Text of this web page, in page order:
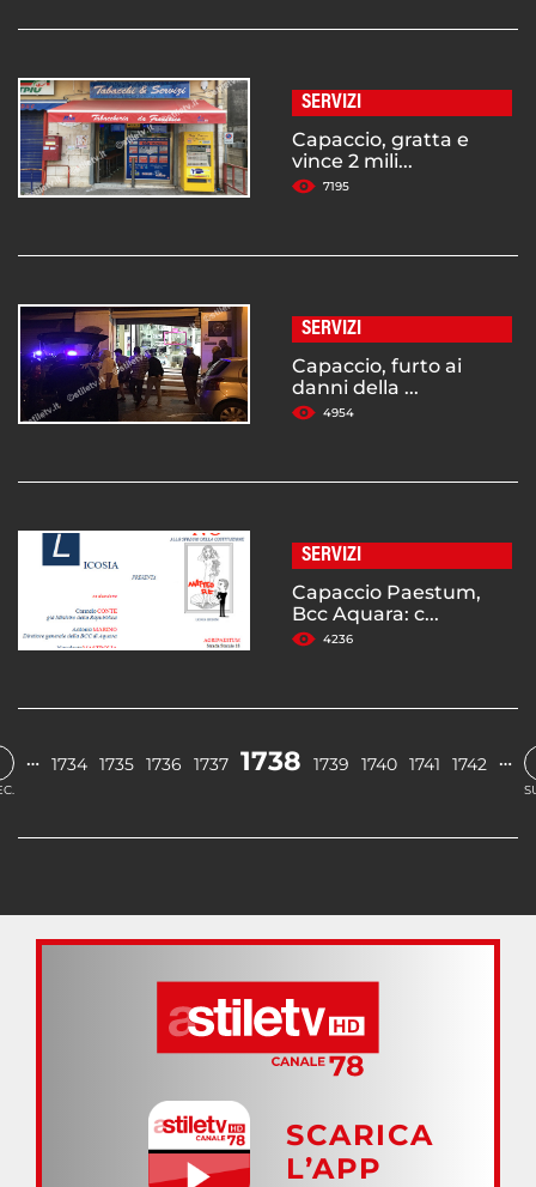
SERVIZI
Capaccio, gratta e
vince 2 mili...
7195
SERVIZI
Capaccio, furto ai
danni della ...
4954
SERVIZI
Capaccio Paestum,
Bcc Aquara: c...
4236
… 1734 1735 1736 1737 1738 1739 1740 1741 1742 …
SCARICA
L’APP